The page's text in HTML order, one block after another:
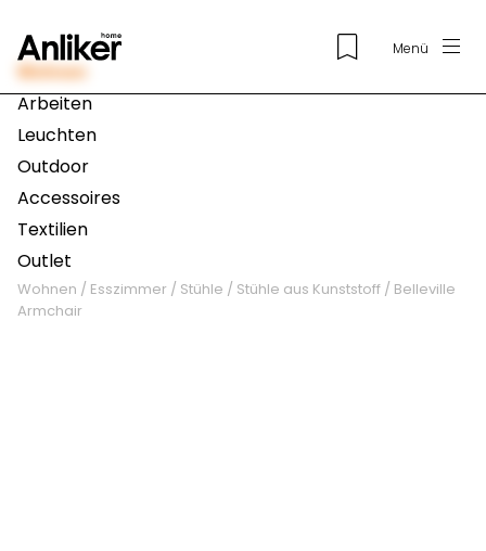
Menü
Wohnen
Arbeiten
Leuchten
Outdoor
Accessoires
Textilien
Outlet
Wohnen / Esszimmer / Stühle / Stühle aus Kunststoff / Belleville
Armchair